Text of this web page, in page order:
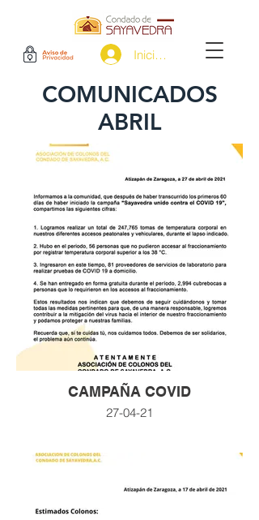
Iniciar sesión
COMUNICADOS
ABRIL
CAMPAÑA COVID
27-04-21